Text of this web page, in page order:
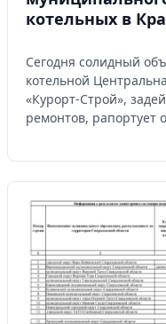
котельных в
Сегодня солидный
котельной
«Курорт-Строй»,
ремонтов, рапортует